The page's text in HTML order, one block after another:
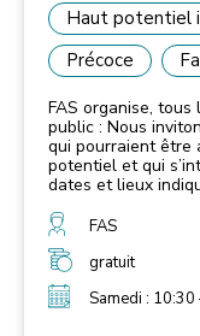
Haut potentiel
Précoce
FAS organise,
public : Nous
qui pourraient être
potentiel et qui
dates et lieux
fois). Vous pouvez
l’adresse mail de l’Association. Point
: merci de bien
48h à l’avance par
PROCHAINES DATES
FAS
gratuit
Samedi : 10:30